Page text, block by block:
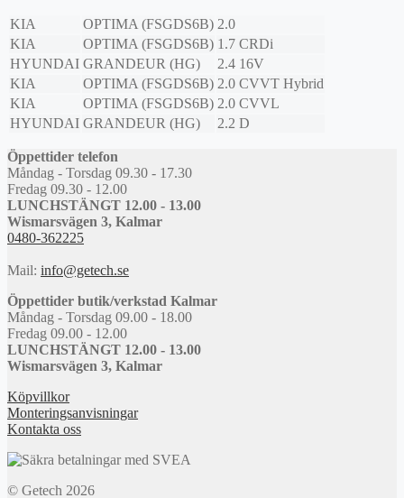
KIA OPTIMA (FSGDS6B) 2.0
KIA
OPTIMA (FSGDS6B) 1.7 CRDi
HYUNDAI GRANDEUR (HG)
2.4 16V
KIA
OPTIMA (FSGDS6B) 2.0 CVVT Hybrid
KIA
OPTIMA (FSGDS6B) 2.0 CVVL
HYUNDAI GRANDEUR (HG) 2.2 D
Öppettider telefon
Måndag - Torsdag 09.30 - 17.30
Fredag 09.30 - 12.00
LUNCHSTÄNGT 12.00 - 13.00
Wismarsvägen 3, Kalmar
0480-362225
Mail: info@getech.se
Öppettider butik/verkstad Kalmar
Måndag - Torsdag 09.00 - 18.00
Fredag 09.00 - 12.00
LUNCHSTÄNGT 12.00 - 13.00
Wismarsvägen 3, Kalmar
Köpvillkor
Monteringsanvisningar
Kontakta oss
© Getech 2026